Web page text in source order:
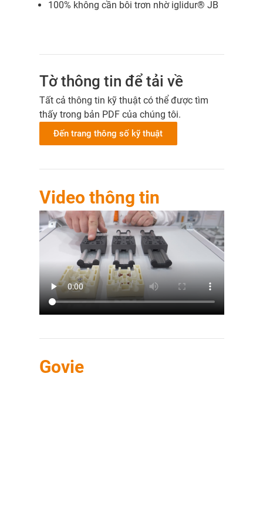
100% không cần bôi trơn nhờ iglidur® JB
Tờ thông tin để tải về
Tất cả thông tin kỹ thuật có thể được tìm
thấy trong bản PDF của chúng tôi.
Đến trang thông số kỹ thuật
Video thông tin
Govie